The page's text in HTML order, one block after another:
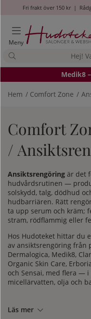
Fri frakt över 150 kr|
Meny
Medik8
Hem Comfort Zone
Comfort
/
Ansiktsrengöring är det
hudvårdsrutinen —
solskydd, talg, dödhud
hudbarriären. Rätt
ta upp serum och kräm;
stram, rödflammig eller
Hos Hudoteket hittar du
av ansiktsrengöring från
Dermalogica, Medik8,
Organic Skin Care,
och Sensai, med flera —
micellärvatten, olja och
vilka produkter som
Läs mer